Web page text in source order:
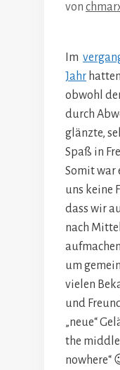
von
Im
Jahr
obwohl
durch
glänzte,
Spaß in
Somit war
uns keine
dass wir
nach
um
vielen
und
„neue“
the
nowhere“